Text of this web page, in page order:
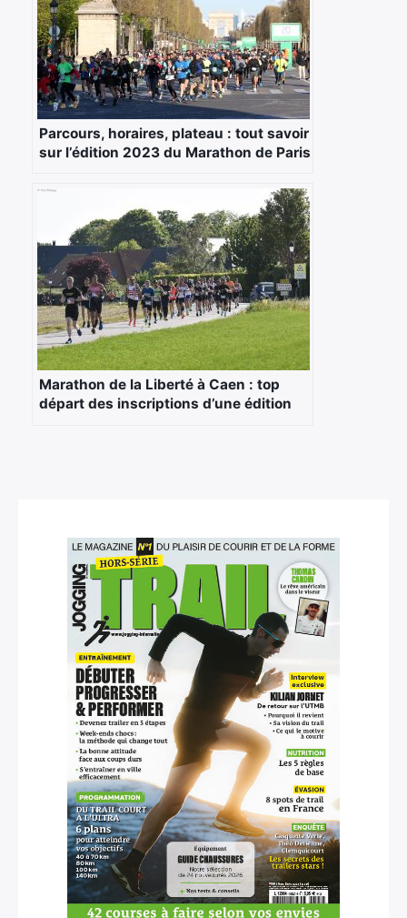
Parcours, horaires, plateau : tout savoir
sur l’édition 2023 du Marathon de Paris
Marathon de la Liberté à Caen : top
départ des inscriptions d’une édition